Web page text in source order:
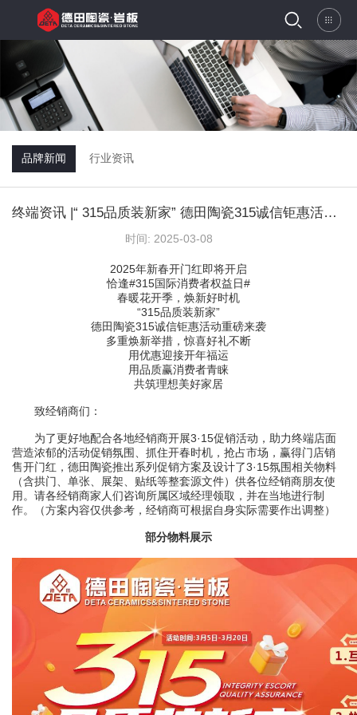
品牌新闻 行业资讯
终端资讯 |“ 315品质装新家” 德田陶瓷315诚信钜惠活动正式推出！
时间: 2025-03-08
2025年新春开门红即将开启
恰逢#315国际消费者权益日#
春暖花开季，焕新好时机
“315品质装新家”
德田陶瓷315诚信钜惠活动重磅来袭
多重焕新举措，惊喜好礼不断
用优惠迎接开年福运
用品质赢消费者青睐
共筑理想美好家居
致经销商们：
为了更好地配合各地经销商开展3·15促销活动，助力终端店面
营造浓郁的活动促销氛围、抓住开春时机，抢占市场，赢得门店销
售开门红，德田陶瓷推出系列促销方案及设计了3·15氛围相关物料
（含拱门、单张、展架、贴纸等整套源文件）供各位经销商朋友使
用。请各经销商家人们咨询所属区域经理领取，并在当地进行制
作。（方案内容仅供参考，经销商可根据自身实际需要作出调整）
部分物料展示